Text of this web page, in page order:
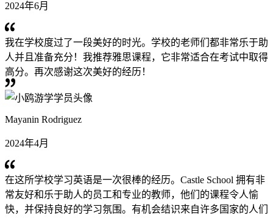
2024年6月
我在学校度过了一段美好的时光。学校的老师们都非常乐于助
人并且准备充分！我推荐雅思课程，它非常适合在考试中取得
高分。再次感谢这次美好的经历！
Mayanin Rodriguez
2024年4月
在这所学校学习英语是一次很棒的经历。Castle School 拥有非
常友好和乐于助人的员工和专业的教师，他们的课程令人愉
快，并保持良好的学习氛围。有机会结识来自许多国家的人们